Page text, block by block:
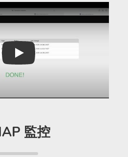
Play
監控